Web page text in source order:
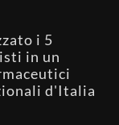
i 5
in un
d'Italia